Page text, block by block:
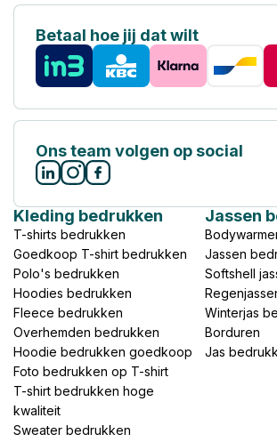
Betaal hoe jij dat wilt
Ons team volgen op social
Kleding bedrukken
T-shirts bedrukken
Goedkoop T-shirt bedrukken
Polo's bedrukken
Hoodies bedrukken
Fleece bedrukken
Overhemden bedrukken
Hoodie bedrukken goedkoop
Foto bedrukken op T-shirt
T-shirt bedrukken hoge
kwaliteit
Sweater bedrukken
Jassen
Jassen
Softshell
Winterjas
Borduren
Jas